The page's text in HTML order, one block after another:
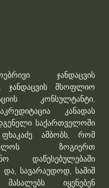
ჯანდაცვის
ჯანდაცვის მსოფლიო
კონსულტანტი,
კანადას
საქართველოში
ამბობს, რომ
ზოგიერთ
დაწესებულებაში
და, სავარაუდოდ, საშიშ
იყენებენ